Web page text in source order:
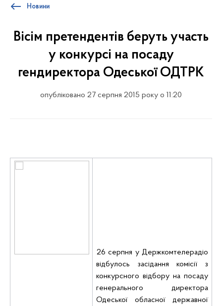
Новини
Вісім претендентів беруть участь
у конкурсі на посаду
гендиректора Одеської ОДТРК
опубліковано 27 серпня 2015 року о 11:20
26 серпня у Держкомтелерадіо
відбулось засідання комісії з
конкурсного відбору на посаду
генерального директора
Одеської обласної державної